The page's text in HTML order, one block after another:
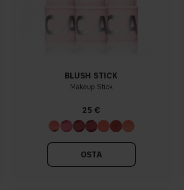
BLUSH STICK
Makeup Stick
25 €
OSTA